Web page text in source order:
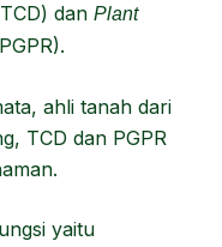
dan Plant
ahli tanah dari
TCD dan PGPR
yaitu